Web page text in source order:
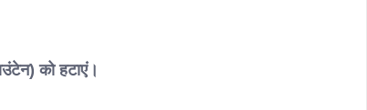
को हटाएं।